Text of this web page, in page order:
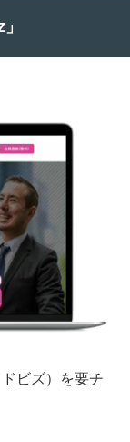
ビズ）を要チ